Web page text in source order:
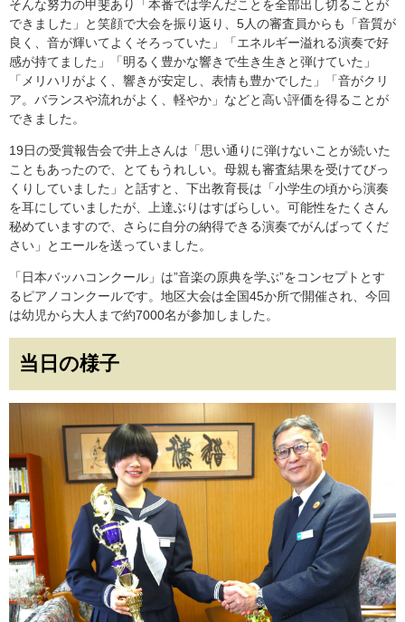
そんな努力の甲斐あり「本番では学んだことを全部出し切ることが
できました」と笑顔で大会を振り返り、5人の審査員からも「音質が
良く、音が輝いてよくそろっていた」「エネルギー溢れる演奏で好
感が持てました」「明るく豊かな響きで生き生きと弾けていた」
「メリハリがよく、響きが安定し、表情も豊かでした」「音がクリ
ア。バランスや流れがよく、軽やか」などと高い評価を得ることが
できました。
19日の受賞報告会で井上さんは「思い通りに弾けないことが続いた
こともあったので、とてもうれしい。母親も審査結果を受けてびっ
くりしていました」と話すと、下出教育長は「小学生の頃から演奏
を耳にしていましたが、上達ぶりはすばらしい。可能性をたくさん
秘めていますので、さらに自分の納得できる演奏でがんばってくだ
さい」とエールを送っていました。
「日本バッハコンクール」は”音楽の原典を学ぶ”をコンセプトとす
るピアノコンクールです。地区大会は全国45か所で開催され、今回
は幼児から大人まで約7000名が参加しました。
当日の様子